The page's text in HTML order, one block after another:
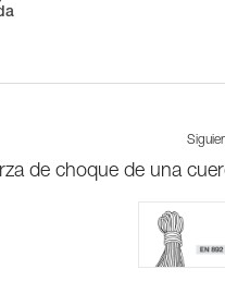
de choque de una